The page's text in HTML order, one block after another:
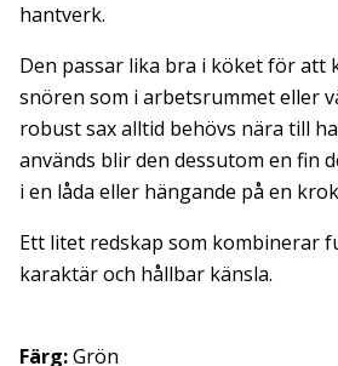
hantverk.
Den passar lika bra i köket för att
snören som i arbetsrummet eller
robust sax alltid behövs nära till
används blir den dessutom en fin
i en låda eller hängande på en
Ett litet redskap som kombinerar
karaktär och hållbar känsla.
Färg:Grön